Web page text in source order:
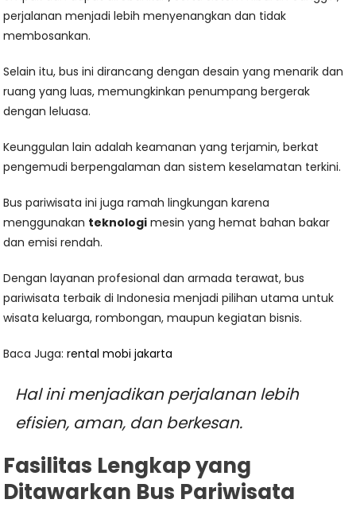
perjalanan menjadi lebih menyenangkan dan tidak
membosankan.
Selain itu, bus ini dirancang dengan desain yang menarik dan
ruang yang luas, memungkinkan penumpang bergerak
dengan leluasa.
Keunggulan lain adalah keamanan yang terjamin, berkat
pengemudi berpengalaman dan sistem keselamatan terkini.
Bus pariwisata ini juga ramah lingkungan karena
menggunakan teknologi mesin yang hemat bahan bakar
dan emisi rendah.
Dengan layanan profesional dan armada terawat, bus
pariwisata terbaik di Indonesia menjadi pilihan utama untuk
wisata keluarga, rombongan, maupun kegiatan bisnis.
Baca Juga:rental mobi jakarta
Hal ini menjadikan perjalanan lebih
efisien, aman, dan berkesan.
Fasilitas Lengkap yang
Ditawarkan Bus Pariwisata